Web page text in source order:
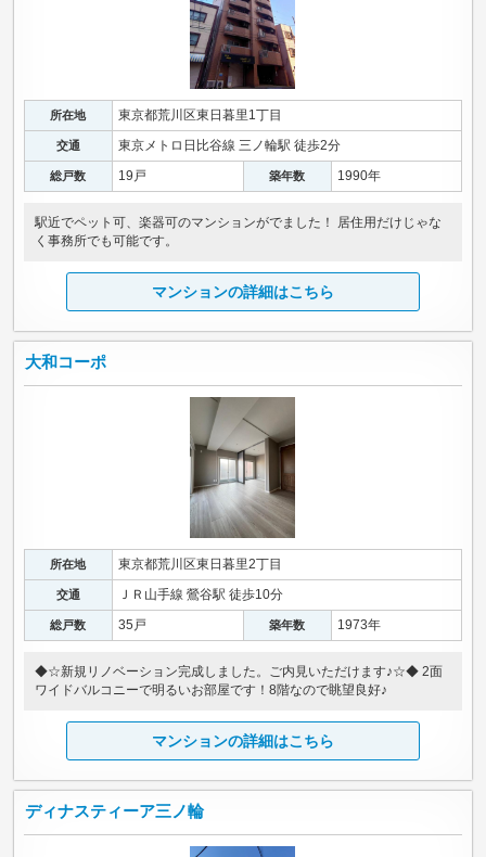
所在地 東京都荒川区東日暮里1丁目
交通 東京メトロ日比谷線 三ノ輪駅 徒歩2分
総戸数 19戸 築年数 1990年
駅近でペット可、楽器可のマンションがでました！ 居住用だけじゃな
く事務所でも可能です。
マンションの詳細はこちら
大和コーポ
所在地 東京都荒川区東日暮里2丁目
交通 ＪＲ山手線 鶯谷駅 徒歩10分
総戸数 35戸 築年数 1973年
◆☆新規リノベーション完成しました。ご内見いただけます♪☆◆ 2面
ワイドバルコニーで明るいお部屋です！8階なので眺望良好♪
マンションの詳細はこちら
ディナスティーア三ノ輪